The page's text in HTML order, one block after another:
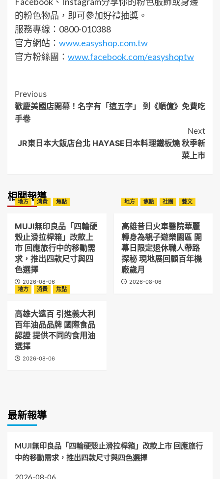
的粉色物品，即可參加好禮抽獎。
服務專線：0800-010388
官方網站： www.easyshop.com.tw
官方粉絲團： www.facebook.com/easyshoptw
Post
Navigation
Previous
歡慶美國店開幕！名字有「這五字」 到《順億》免費吃
手卷
Next
JR東日本大飯店台北 HAYASE日本料理鐵板燒 秋季新
菜上市
相關報導
地方 消費 焦點
MUJI無印良品「四輪硬
殼止滑拉桿箱」改款上
市 回應旅行中的移動需
求，推出四款尺寸與四
色選擇
2026-08-06
地方 焦點 社團 藝文
高雄昔日火車醫院華麗
轉身為親子遊樂園區 開
幕日限定退休職人帶路
探秘 現地展回顧百年機
廠歲月
2026-08-06
地方
消費 焦點
高雄大遠百 引進義大利
百年油品品牌 國際食品
認證 提供不同的食用油
選擇
2026-08-06
最新報導
MUJI無印良品「四輪硬殼止滑拉桿箱」改款上市 回應旅行
中的移動需求，推出四款尺寸與四色選擇
2026-08-06